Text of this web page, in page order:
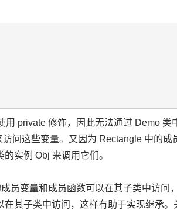
用 private 修饰，因此无法通过 Demo
问这些变量。又因为 Rectangle 中的
实例 Obj 来调用它们。
员变量和成员函数可以在其子类中访问
其子类中访问，这样有助于实现继承。